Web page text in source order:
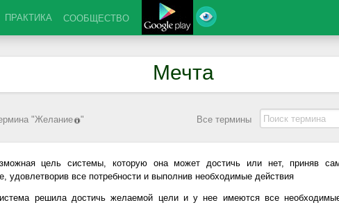
ПРАКТИКА СООБЩЕСТВО
Мечта
"Желание " Все термины
цель системы, которую она может достичь или нет, приняв
удовлетворив все потребности и выполнив необходимые действия
решила достичь желаемой цели и у нее имеются все